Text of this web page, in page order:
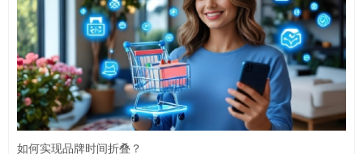
如何实现品牌时间折叠？